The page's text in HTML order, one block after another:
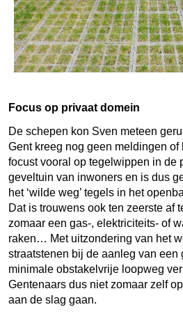
Focus op privaat domein
De schepen kon Sven meteen
Gent kreeg nog geen meldingen
focust vooral op tegelwippen in de
geveltuin van inwoners en is dus
het ‘wilde weg’ tegels in het
Dat is trouwens ook ten zeerste af
zomaar een gas-, elektriciteits- of
raken… Met uitzondering van het
straatstenen bij de aanleg van een
minimale obstakelvrije loopweg
Gentenaars dus niet zomaar zelf
aan de slag gaan.